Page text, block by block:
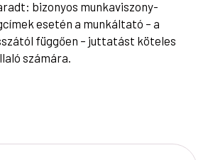
bizonyos munkaviszony-
esetén a munkáltató – a
függően – juttatást köteles
számára.